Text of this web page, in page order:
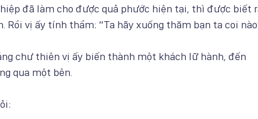
đã làm cho được quả phước hiện tại, thì được biết
Rồi vị ấy tính thầm: “Ta hãy xuống thăm bạn ta coi
chư thiên vị ấy biến thành một khách lữ hành, đến
qua một bên.